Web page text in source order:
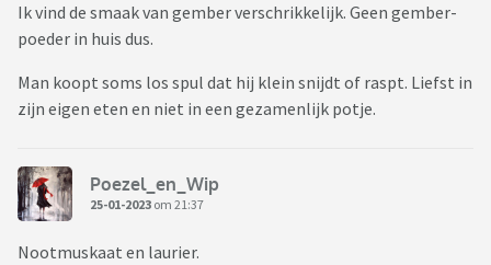
Ik vind de smaak van gember verschrikkelijk. Geen gember-
poeder in huis dus.
Man koopt soms los spul dat hij klein snijdt of raspt. Liefst in
zijn eigen eten en niet in een gezamenlijk potje.
Poezel_en_Wip
25-01-2023 om 21:37
Nootmuskaat en laurier.